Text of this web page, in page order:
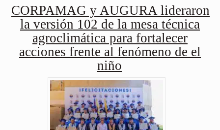
CORPAMAG y AUGURA lideraron
la versión 102 de la mesa técnica
agroclimática para fortalecer
acciones frente al fenómeno de el
niño